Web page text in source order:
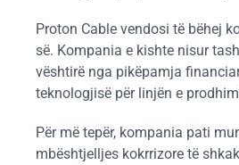
Proton Cable vendosi të bëhej
së. Kompania e kishte nisur
vështirë nga pikëpamja
teknologjisë për linjën e
Për më tepër, kompania pati
mbështjelljes kokrrizore të